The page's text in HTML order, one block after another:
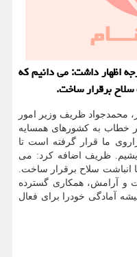
اظهار داشت: می دانیم که
سلاح برقرار ساخت.
محمدجواد ظریف وزیر امور
خطاب به کشورهای همسایه
ما قرار گرفته است تا
ظریف اضافه کرد: می
انباشت سلاح برقرار ساخت.
و آرامش، همکاری گسترده
آمادگی خودرا برای فعال